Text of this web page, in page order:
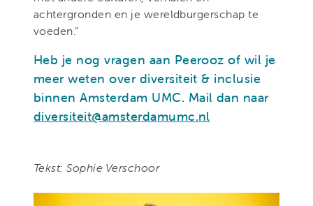
achtergronden en je wereldburgerschap te
voeden.”
Heb je nog vragen aan Peerooz of wil je
meer weten over diversiteit & inclusie
binnen Amsterdam UMC. Mail dan naar
diversiteit@amsterdamumc.nl
Tekst: Sophie Verschoor